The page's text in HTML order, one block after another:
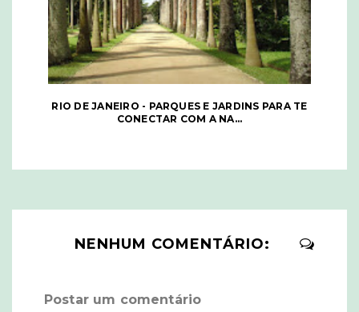
RIO DE JANEIRO - PARQUES E JARDINS PARA TE
CONECTAR COM A NA...
NENHUM COMENTÁRIO:
Postar um comentário